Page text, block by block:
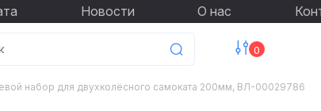
Новости О нас
0
набор для двухколёсного самоката 200мм, ВЛ-00029786